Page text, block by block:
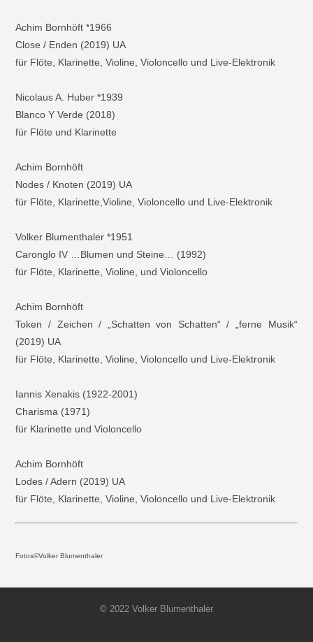
Achim Bornhöft *1966
Close / Enden (2019) UA
für Flöte, Klarinette, Violine, Violoncello und Live-Elektronik
Nicolaus A. Huber *1939
Blanco Y Verde (2018)
für Flöte und Klarinette
Achim Bornhöft
Nodes / Knoten (2019) UA
für Flöte, Klarinette,Violine, Violoncello und Live-Elektronik
Volker Blumenthaler *1951
Caronglo IV …Blumen und Steine… (1992)
für Flöte, Klarinette, Violine, und Violoncello
Achim Bornhöft
Token / Zeichen / „Schatten von Schatten“ / „ferne Musik“
(2019) UA
für Flöte, Klarinette, Violine, Violoncello und Live-Elektronik
Iannis Xenakis (1922-2001)
Charisma (1971)
für Klarinette und Violoncello
Achim Bornhöft
Lodes / Adern (2019) UA
für Flöte, Klarinette, Violine, Violoncello und Live-Elektronik
Fotos©Volker Blumenthaler
© 2022 Volker Blumenthaler